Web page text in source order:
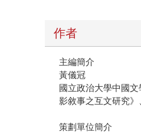
作者
主編簡介
黃儀冠
國立政治大學中國
影敘事之互文研究
策劃單位簡介